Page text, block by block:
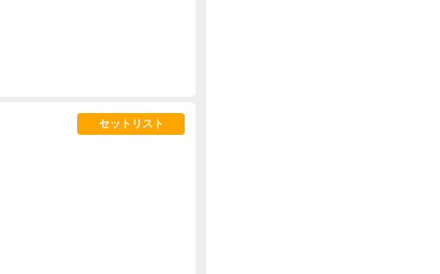
セットリスト